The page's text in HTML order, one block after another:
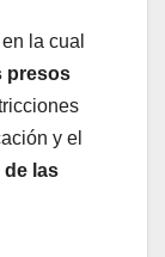
en la cual
presos
y el
las